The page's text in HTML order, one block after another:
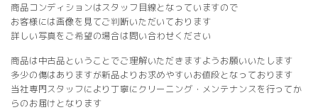
商品コンディションはスタッフ目線となっていますので
お客様には画像を見てご判断いただいております
詳しい写真をご希望の場合は問い合わせください
商品は中古品ということでご理解いただきますようお願いいたします
多少の傷はありますが新品よりお求めやすいお値段となっております
当社専門スタッフにより丁寧にクリーニング・メンテナンスを行ってか
らのお届けとなります